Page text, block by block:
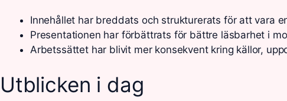
Innehållet har breddats och strukturerats för att vara
Presentationen har förbättrats för bättre läsbarhet i
Arbetssättet har blivit mer konsekvent kring källor,
Utblicken i dag